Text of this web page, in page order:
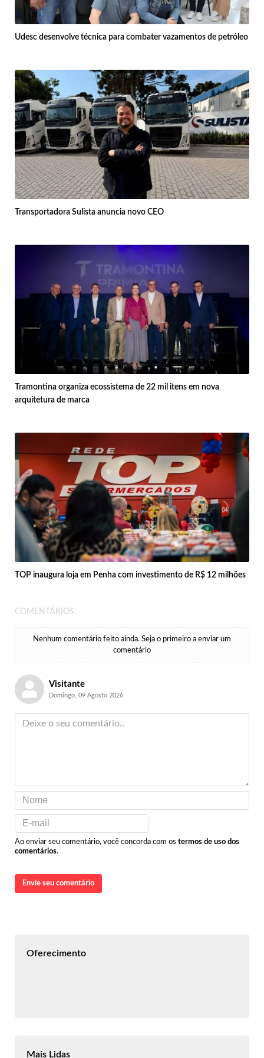
Udesc desenvolve técnica para combater vazamentos de petróleo
Transportadora Sulista anuncia novo CEO
Tramontina organiza ecossistema de 22 mil itens em nova
arquitetura de marca
TOP inaugura loja em Penha com investimento de R$ 12 milhões
COMENTÁRIOS:
Nenhum comentário feito ainda. Seja o primeiro a enviar um
comentário
Visitante
Domingo, 09 Agosto 2026
Ao enviar seu comentário, você concorda com os termos de uso dos
comentários.
Envie seu comentário
Oferecimento
Mais Lidas